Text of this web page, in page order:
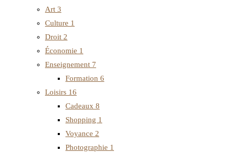
Art 3
Culture 1
Droit 2
Économie 1
Enseignement 7
Formation 6
Loisirs 16
Cadeaux 8
Shopping 1
Voyance 2
Photographie 1